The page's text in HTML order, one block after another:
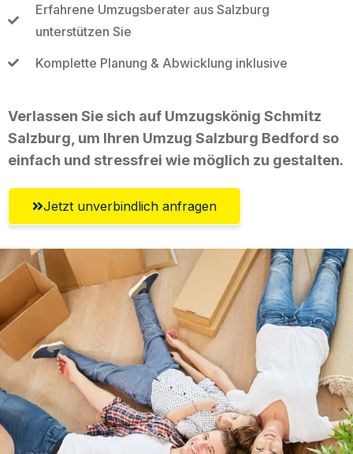
Erfahrene Umzugsberater aus Salzburg
unterstützen Sie
Komplette Planung & Abwicklung inklusive
Verlassen Sie sich auf Umzugskönig Schmitz
Salzburg, um Ihren Umzug Salzburg Bedford so
einfach und stressfrei wie möglich zu gestalten.
Jetzt unverbindlich anfragen